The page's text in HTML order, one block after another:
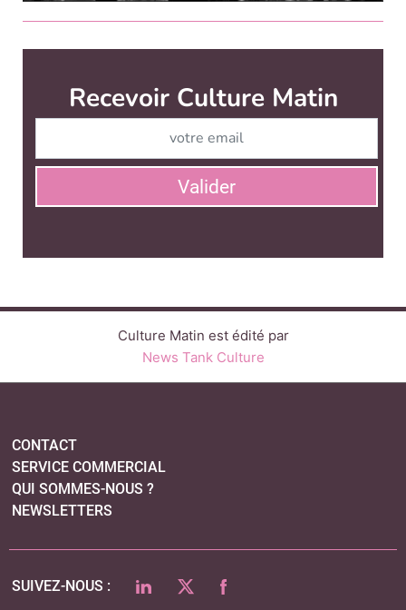
Culture Matin est édité par
News Tank Culture
QUI SOMMES-NOUS ?
LINKEDINTWITTERFACEBOOK
PLAN DU SITE
MENTIONS LÉGALES
POLITIQUE DE CONFIDENTIALITÉ
COOKIES